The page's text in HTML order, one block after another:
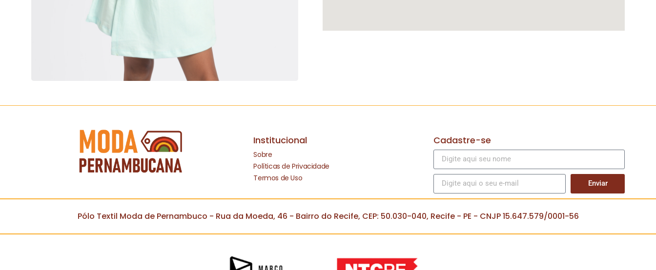
Institucional
Sobre
Políticas de Privacidade
Termos de Uso
Cadastre-se
Enviar
Pólo Textil Moda de Pernambuco - Rua da Moeda, 46 - Bairro do Recife, CEP: 50.030-040, Recife - PE - CNJP 15.647.579/0001-56